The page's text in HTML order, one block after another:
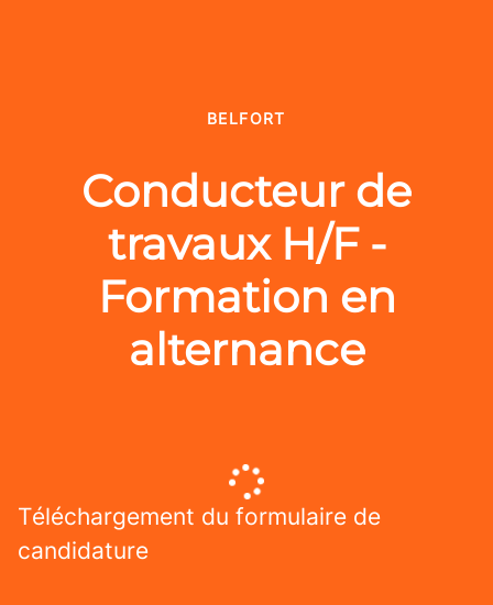
BELFORT
Conducteur de
travaux H/F -
Formation en
alternance
Téléchargement du formulaire de
candidature